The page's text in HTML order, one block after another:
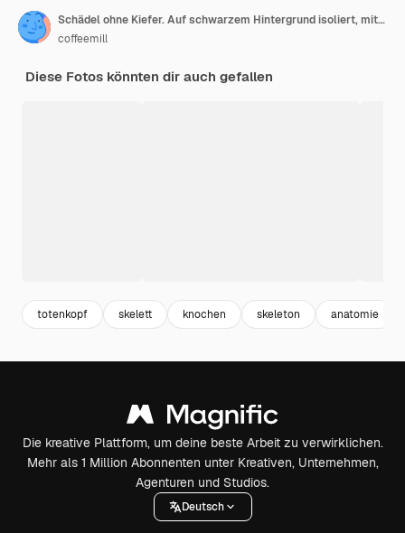
Schädel ohne Kiefer. Auf schwarzem Hintergrund isoliert, mit Schatten
coffeemill
Diese Fotos könnten dir auch gefallen
totenkopf skelett knochen skeleton anatomie
Die kreative Plattform, um deine beste Arbeit zu verwirklichen.
Mehr als 1 Million Abonnenten unter Kreativen, Unternehmen,
Agenturen und Studios.
Deutsch